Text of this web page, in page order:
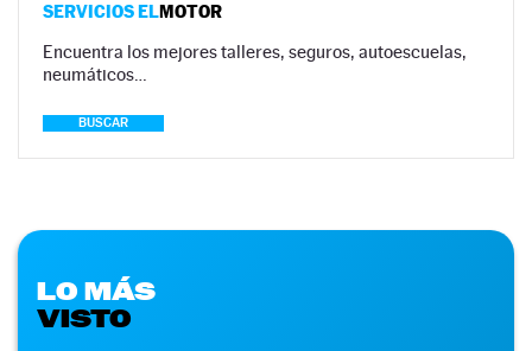
SERVICIOS ELMOTOR
Encuentra los mejores talleres, seguros, autoescuelas,
neumáticos…
BUSCAR
LO MÁS
VISTO